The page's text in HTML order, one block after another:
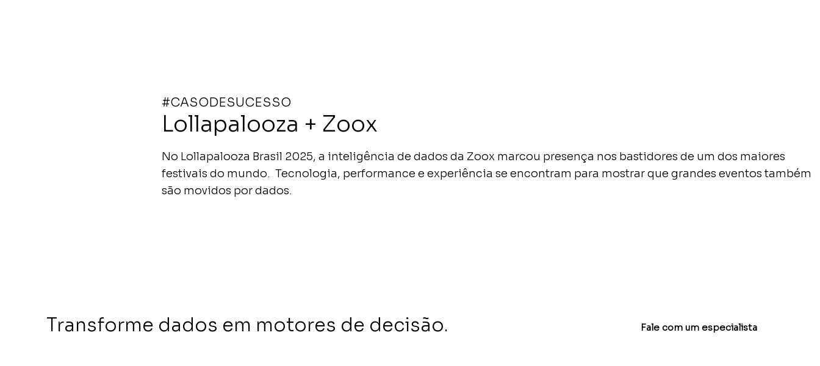
#CASODESUCESSO
Lollapalooza + Zoox
No Lollapalooza Brasil 2025, a inteligência de dados da Zoox marcou presença nos bastidores de um dos maiores
festivais do mundo. Tecnologia, performance e experiência se encontram para mostrar que grandes eventos também
são movidos por dados.
Transforme dados em motores de decisão. Fale com um especialista